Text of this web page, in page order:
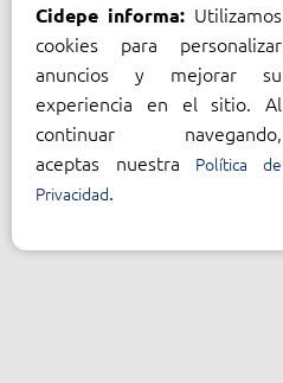
Cidepe informa: Utilizamos
cookies para personalizar
anuncios y mejorar su
experiencia en el sitio. Al
continuar navegando,
aceptas nuestra Política de
Privacidad.